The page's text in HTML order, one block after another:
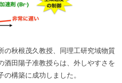
秋根茂久教授、同理工研究域物質
酒田陽子准教授らは、外しやすさを
構築に成功しました。